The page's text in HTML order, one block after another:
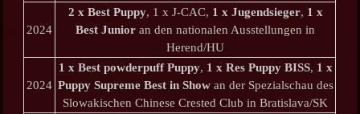
2024
2 x Best Puppy, 1 x J-CAC, 1 x Jugendsieger, 1 x
Best Junior an den nationalen Ausstellungen in
Herend/HU
2024
1 x Best powderpuff Puppy, 1 x Res Puppy BISS, 1 x
Puppy Supreme Best in Showan der Spezialschau des
Slowakischen Chinese Crested Club in Bratislava/SK